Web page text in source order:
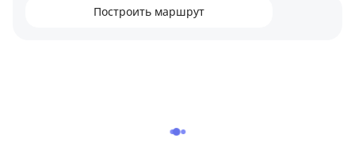
Построить маршрут